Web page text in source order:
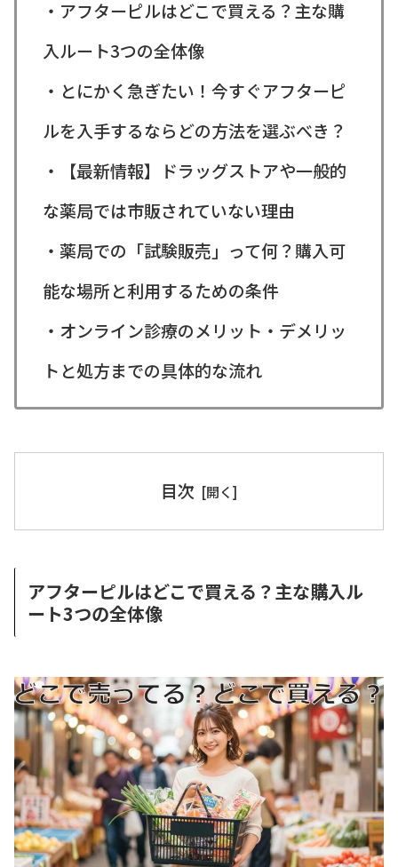
・アフターピルはどこで買える？主な購
入ルート3つの全体像
・とにかく急ぎたい！今すぐアフターピ
ルを入手するならどの方法を選ぶべき？
・【最新情報】ドラッグストアや一般的
な薬局では市販されていない理由
・薬局での「試験販売」って何？購入可
能な場所と利用するための条件
・オンライン診療のメリット・デメリッ
トと処方までの具体的な流れ
目次
アフターピルはどこで買える？主な購入ル
ート3つの全体像